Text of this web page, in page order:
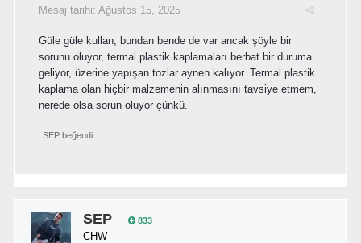
Mesaj tarihi: Ağustos 15, 2025
Güle güle kullan, bundan bende de var ancak şöyle bir
sorunu oluyor, termal plastik kaplamaları berbat bir duruma
geliyor, üzerine yapışan tozlar aynen kalıyor. Termal plastik
kaplama olan hiçbir malzemenin alınmasını tavsiye etmem,
nerede olsa sorun oluyor çünkü.
SEP beğendi
SEP 833
CHW